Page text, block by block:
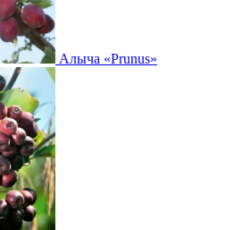
Алыча «Prunus»